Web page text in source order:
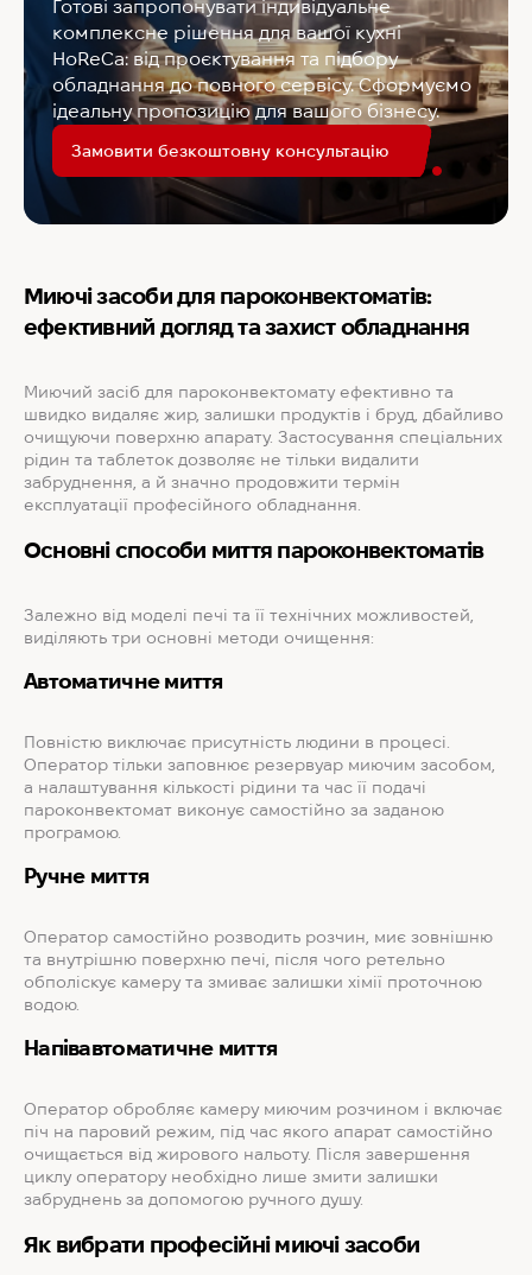
Готові запропонувати індивідуальне
комплексне рішення для вашої кухні
HoReCa: від проєктування та підбору
обладнання до повного сервісу. Сформуємо
ідеальну пропозицію для вашого бізнесу.
Замовити безкоштовну консультацію
Миючі засоби для пароконвектоматів:
ефективний догляд та захист обладнання
Миючий засіб для пароконвектомату ефективно та
швидко видаляє жир, залишки продуктів і бруд, дбайливо
очищуючи поверхню апарату. Застосування спеціальних
рідин та таблеток дозволяє не тільки видалити
забруднення, а й значно продовжити термін
експлуатації професійного обладнання.
Основні способи миття пароконвектоматів
Залежно від моделі печі та її технічних можливостей,
виділяють три основні методи очищення:
Автоматичне миття
Повністю виключає присутність людини в процесі.
Оператор тільки заповнює резервуар миючим засобом,
а налаштування кількості рідини та час її подачі
пароконвектомат виконує самостійно за заданою
програмою.
Ручне миття
Оператор самостійно розводить розчин, миє зовнішню
та внутрішню поверхню печі, після чого ретельно
обполіскує камеру та змиває залишки хімії проточною
водою.
Напівавтоматичне миття
Оператор обробляє камеру миючим розчином і включає
піч на паровий режим, під час якого апарат самостійно
очищається від жирового нальоту. Після завершення
циклу оператору необхідно лише змити залишки
забруднень за допомогою ручного душу.
Як вибрати професійні миючі засоби